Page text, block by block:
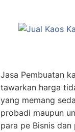
Jasa Pembuatan
tawarkan harga
yang memang
probadi maupun
para pe Bisnis